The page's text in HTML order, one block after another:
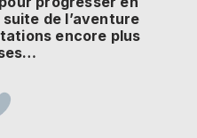
de l’aventure
encore plus